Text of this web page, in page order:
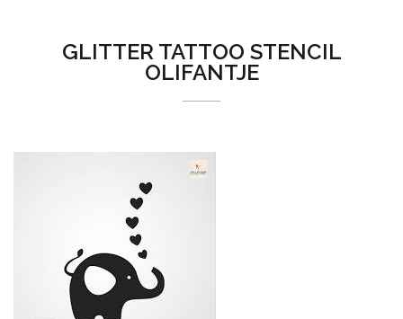
GLITTER TATTOO STENCIL
OLIFANTJE